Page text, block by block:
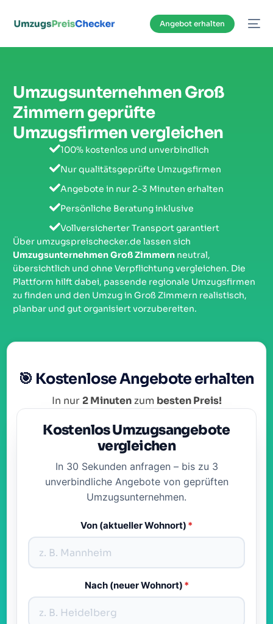
Angebot erhalten
Umzugsunternehmen Groß
Zimmern geprüfte
Umzugsfirmen vergleichen
100% kostenlos und unverbindlich
Nur qualitätsgeprüfte Umzugsfirmen
Angebote in nur 2-3 Minuten erhalten
Persönliche Beratung inklusive
Vollversicherter Transport garantiert
Über umzugspreischecker.de lassen sich
Umzugsunternehmen Groß Zimmern neutral,
übersichtlich und ohne Verpflichtung vergleichen. Die
Plattform hilft dabei, passende regionale Umzugsfirmen
zu finden und den Umzug in Groß Zimmern realistisch,
planbar und gut organisiert vorzubereiten.
🎯 Kostenlose Angebote erhalten
In nur2 Minutenzum besten Preis!
Kostenlos Umzugsangebote
vergleichen
In 30 Sekunden anfragen – bis zu 3
unverbindliche Angebote von geprüften
Umzugsunternehmen.
Von (aktueller Wohnort) *
Nach (neuer Wohnort) *